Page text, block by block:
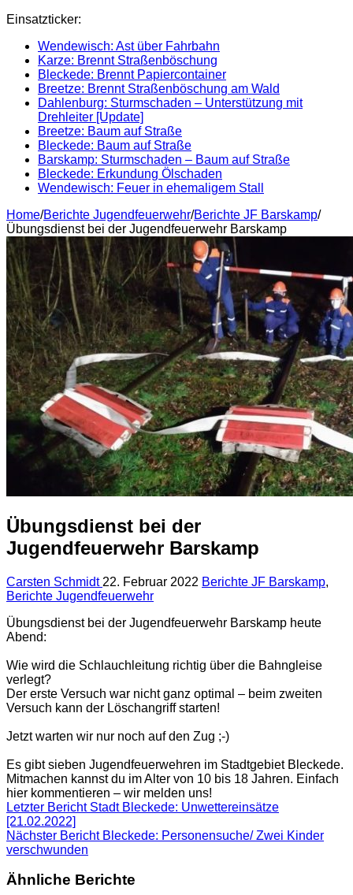
Einsatzticker:
Wendewisch: Ast über Fahrbahn
Karze: Brennt Straßenböschung
Bleckede: Brennt Papiercontainer
Breetze: Brennt Straßenböschung am Wald
Dahlenburg: Sturmschaden – Unterstützung mit
Drehleiter [Update]
Breetze: Baum auf Straße
Bleckede: Baum auf Straße
Barskamp: Sturmschaden – Baum auf Straße
Bleckede: Erkundung Ölschaden
Wendewisch: Feuer in ehemaligem Stall
Home/Berichte Jugendfeuerwehr/Berichte JF Barskamp/
Übungsdienst bei der Jugendfeuerwehr Barskamp
Übungsdienst bei der
Jugendfeuerwehr Barskamp
Carsten Schmidt 22. Februar 2022 Berichte JF Barskamp,
Berichte Jugendfeuerwehr
Übungsdienst bei der Jugendfeuerwehr Barskamp heute
Abend:
Wie wird die Schlauchleitung richtig über die Bahngleise
verlegt?
Der erste Versuch war nicht ganz optimal – beim zweiten
Versuch kann der Löschangriff starten!
Jetzt warten wir nur noch auf den Zug ;-)
Es gibt sieben Jugendfeuerwehren im Stadtgebiet Bleckede.
Mitmachen kannst du im Alter von 10 bis 18 Jahren. Einfach
hier kommentieren – wir melden uns!
Letzter BerichtStadt Bleckede: Unwettereinsätze
[21.02.2022]
Nächster BerichtBleckede: Personensuche/ Zwei Kinder
verschwunden
Ähnliche Berichte